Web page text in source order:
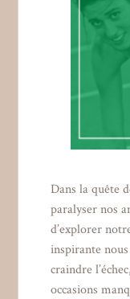
Dans la quête
paralyser nos
d’explorer
inspirante
craindre
occasions